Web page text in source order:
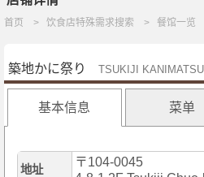
首页 饮食店特殊需求搜索 餐馆一览
築地かに祭り TSUKIJI
基本信息 菜单
地址
〒104-0045